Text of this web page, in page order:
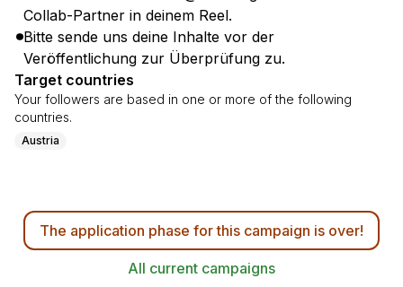
Collab-Partner in deinem Reel.
Bitte sende uns deine Inhalte vor der
Veröffentlichung zur Überprüfung zu.
Target countries
Your followers are based in one or more of the following
countries.
Austria
The application phase for this campaign is over!
All current campaigns